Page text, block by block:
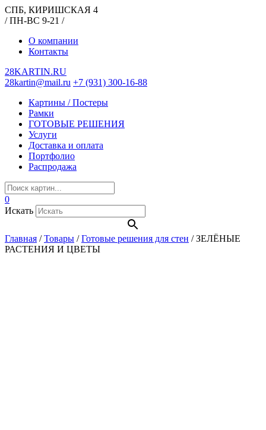
СПБ, КИРИШСКАЯ 4
/ ПН-ВС 9-21 /
О компании
Контакты
28KARTIN.RU
28kartin@mail.ru +7 (931) 300-16-88
Картины / Постеры
Рамки
ГОТОВЫЕ РЕШЕНИЯ
Услуги
Доставка и оплата
Портфолио
Распродажа
0
Искать
Главная /Товары /Готовые решения для стен /ЗЕЛЁНЫЕ
РАСТЕНИЯ И ЦВЕТЫ